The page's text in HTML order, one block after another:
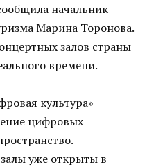
начальник
Марина Торонова.
залов страны
времени.
культура»
цифровых
уже открыты в